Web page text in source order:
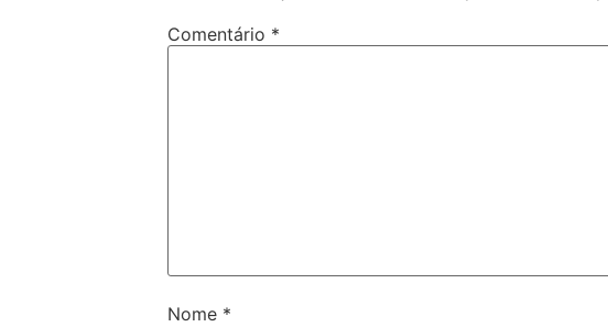
Comentário *
Nome *